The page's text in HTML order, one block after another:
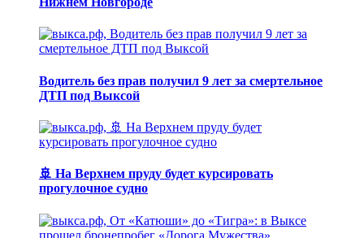
Водитель без прав получил 9 лет за смертельное
ДТП под Выксой
🚢 На Верхнем пруду будет курсировать
прогулочное судно